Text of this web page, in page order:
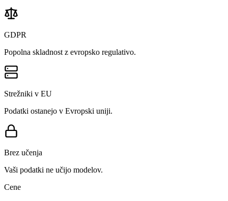
GDPR
Popolna skladnost z evropsko regulativo.
Strežniki v EU
Podatki ostanejo v Evropski uniji.
Brez učenja
Vaši podatki ne učijo modelov.
Cene